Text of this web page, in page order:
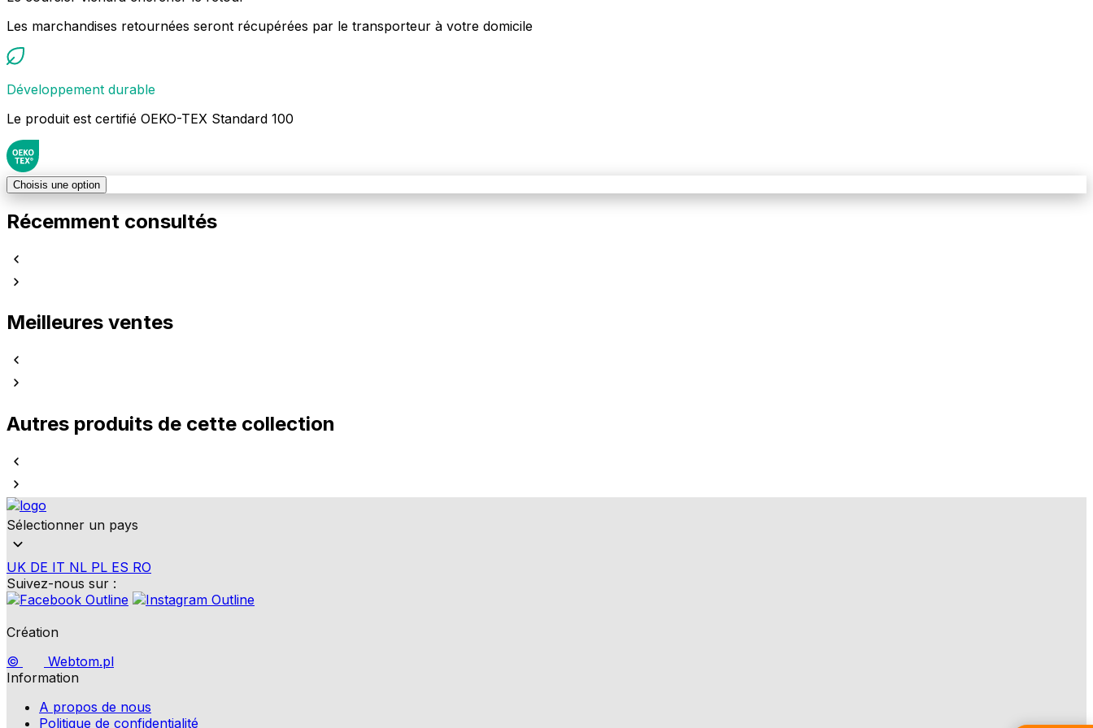
Les marchandises retournées seront récupérées par le transporteur à votre domicile
Développement durable
Le produit est certifié OEKO-TEX Standard 100
Choisis une option
Récemment consultés
Meilleures ventes
Autres produits de cette collection
Sélectionner un pays
UK DE IT NL PL ES RO
Suivez-nous sur :
Création
©
Webtom.pl
Information
A propos de nous
Politique de confidentialité